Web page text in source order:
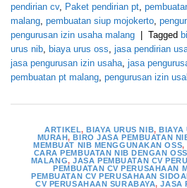
pendirian cv, Paket pendirian pt
malang pembuatan siup mojokerto
pengurusan izin usaha malang | Tagged
urus nib biaya urus oss jasa pendirian
jasa pengurusan izin usaha jasa
pembuatan pt malang pengurusan izin
ARTIKEL, BIAYA URUS NIB, BIAYA
MURAH, BIRO JASA PEMBUATAN
MEMBUAT NIB MENGGUNAKAN OSS,
CARA PEMBUATAN NIB DENGAN OSS
MALANG,JASA PEMBUATAN CV
PEMBUATAN CV PERUSAHAAN
PEMBUATAN CV PERUSAHAAN
CV PERUSAHAAN SURABAYA,JASA